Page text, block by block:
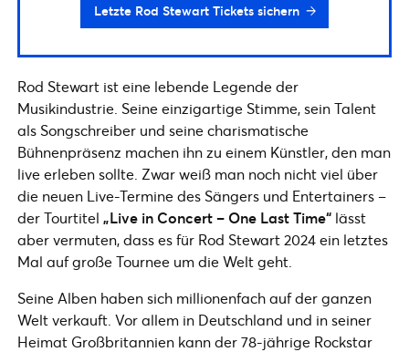
Letzte Rod Stewart Tickets sichern
Rod Stewart ist eine lebende Legende der
Musikindustrie. Seine einzigartige Stimme, sein Talent
als Songschreiber und seine charismatische
Bühnenpräsenz machen ihn zu einem Künstler, den man
live erleben sollte. Zwar weiß man noch nicht viel über
die neuen Live-Termine des Sängers und Entertainers –
der Tourtitel „Live in Concert – One Last Time“ lässt
aber vermuten, dass es für Rod Stewart 2024 ein letztes
Mal auf große Tournee um die Welt geht.
Seine Alben haben sich millionenfach auf der ganzen
Welt verkauft. Vor allem in Deutschland und in seiner
Heimat Großbritannien kann der 78-jährige Rockstar